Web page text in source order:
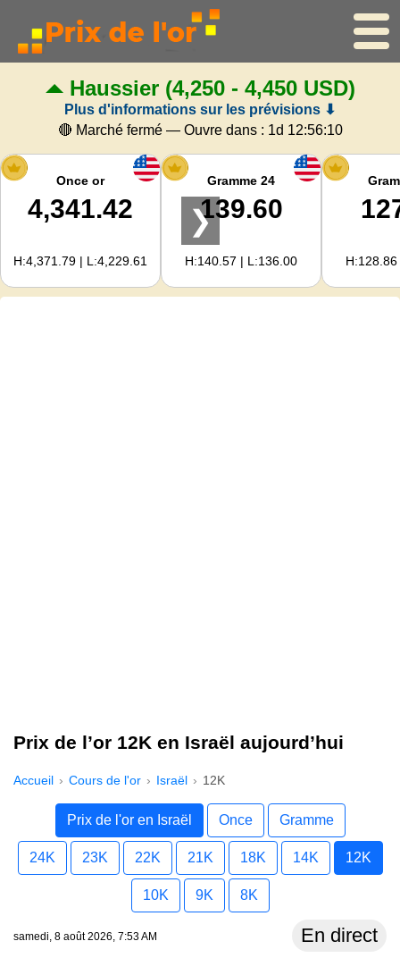
Accueil
Cours de l'or
Cours de l'argent
Calculateur d'or
Pour les Webmasters
Haussier(4,250 - 4,450 USD)
Plus d'informations sur les prévisions ⬇
🔴 Marché fermé — Ouvre dans : 1d 12:56:10
Once or
4,341.42
H:4,371.79 | L:4,229.61
Gramme 24
139.60
H:140.57 | L:136.00
❯
Prix de l’or 12K en Israël aujourd’hui
Accueil Cours de l'or Israël 12K
Prix de l'or en Israël Once Gramme
24K 23K 22K 21K 18K 14K 12K
10K 9K 8K
samedi, 8 août 2026, 7:53 AM En direct